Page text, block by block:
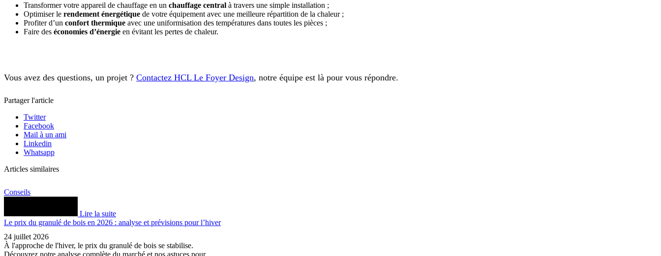
Transformer votre appareil de chauffage en un chauffage central à travers une simple installation ;
Optimiser le rendement énergétique de votre équipement avec une meilleure répartition de la chaleur ;
Profiter d’un confort thermique avec une uniformisation des températures dans toutes les pièces ;
Faire des économies d’énergie en évitant les pertes de chaleur.
Vous avez des questions, un projet ? Contactez HCL Le Foyer Design, notre équipe est là pour vous répondre.
Partager l'article
Twitter
Facebook
Mail à un ami
Linkedin
Whatsapp
Articles similaires
Conseils
Lire la suite
Le prix du granulé de bois en 2026 : analyse et prévisions pour l’hiver
24 juillet 2026
À l'approche de l'hiver, le prix du granulé de bois se stabilise.
Découvrez notre analyse complète du marché et nos astuces pour